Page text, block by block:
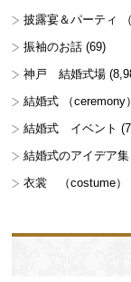
披露宴＆パーティ
振袖のお話 (69)
神戸 結婚式場
結婚式 （ceremony）
結婚式 イベント
結婚式のアイデア集
衣裳 （costume）